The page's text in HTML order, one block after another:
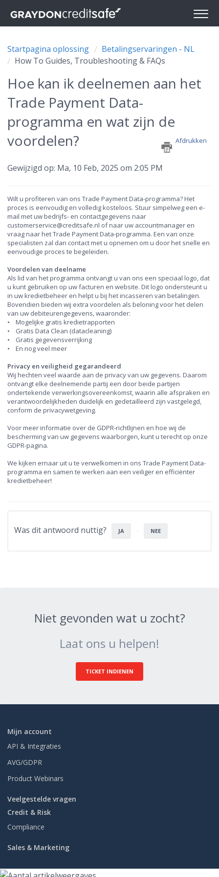
Startpagina oplossing
Betalingservaringen - NL
How To Guides, Troubleshooting & FAQs
Hoe kan ik deelnemen aan het
Trade Payment Data-
programma en wat zijn de
voordelen?
Afdrukken
Gewijzigd op: Ma, 10 Feb, 2025 om 2:05 PM
Wilt u profiteren van ons Trade Payment Data-programma? Het
proces is eenvoudig en volledig kosteloos. Stuur simpelweg een e-
mail met uw bedrijfs- en contactgegevens naar
customerservice@creditsafe.nl of naar uw accountmanager en
vraag naar het Trade Payment Data-programma. Een van onze
specialisten zal dan contact met u opnemen om u door het snelle en
eenvoudige proces te begeleiden.
Voordelen van deelname
Als lid van het programma ontvangt u van ons een speciaal logo, dat
u kunt gebruiken op uw facturen en website. Dit logo ondersteunt u
in uw kredietbeheer en helpt u bij het incasseren van betalingen.
Bovendien bieden wij extra voordelen als beloning voor het delen
van uw debiteurengegevens, waaronder:
•
Mogelijke gratis kredietrapporten
•
Gratis Data Clean (datacleaning)
•
Gratis gegevensverrijking
•
En nog veel meer
Privacy en veiligheid gegarandeerd
Wij hechten veel waarde aan de privacy van uw gegevens. Daarom
ontvangt elke deelnemende partij een door beide partijen
ondertekende verwerkingsovereenkomst, waarin alle afspraken en
verantwoordelijkheden duidelijk en gedetailleerd zijn vastgelegd,
conform de privacywetgeving.
Voor meer informatie over de GDPR-richtlijnen en hoe wij de
bescherming van uw gegevens waarborgen, kunt u terecht op onze
GDPR-pagina.
We kijken ernaar uit u te verwelkomen in ons Trade Payment Data-
programma en samen te werken aan een veiliger en efficiënter
kredietbeheer!
Was dit antwoord nuttig? JA NEE
Niet gevonden wat u zocht?
Laat ons u helpen!
TICKET INDIENEN
Mijn account
API & Integraties
AVG/GDPR
Product Webinars
Veelgestelde vragen
Credit & Risk
Compliance
Sales & Marketing